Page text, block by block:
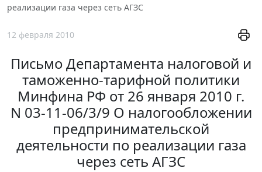
реализации газа через сеть АГЗС
12 февраля 2010
Письмо Департамента налоговой и
таможенно-тарифной политики
Минфина РФ от 26 января 2010 г.
N 03-11-06/3/9 О налогообложении
предпринимательской
деятельности по реализации газа
через сеть АГЗС